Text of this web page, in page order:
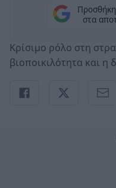
στα
Κρίσιμο ρόλο στη
βιοποικιλότητα και η